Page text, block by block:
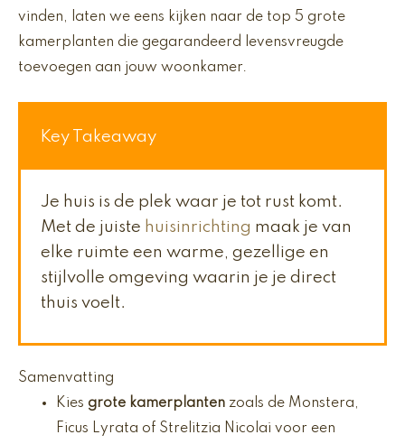
vinden, laten we eens kijken naar de top 5 grote
kamerplanten die gegarandeerd levensvreugde
toevoegen aan jouw woonkamer.
Key Takeaway
Je huis is de plek waar je tot rust komt.
Met de juiste huisinrichting maak je van
elke ruimte een warme, gezellige en
stijlvolle omgeving waarin je je direct
thuis voelt.
Samenvatting
Kies grote kamerplanten zoals de Monstera,
Ficus Lyrata of Strelitzia Nicolai voor een